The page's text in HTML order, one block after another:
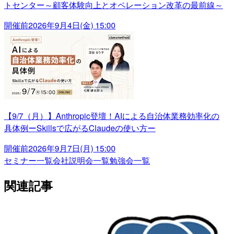
トセンター～顧客体験向上とオペレーション改革の最前線～
開催前2026年9月4日(金) 15:00
【9/7（月）】Anthropic登壇！AIによる自治体業務効率化の
具体例ーSkillsで広がるClaudeの使い方ー
開催前2026年9月7日(月) 15:00
セミナー一覧会社説明会一覧勉強会一覧
関連記事